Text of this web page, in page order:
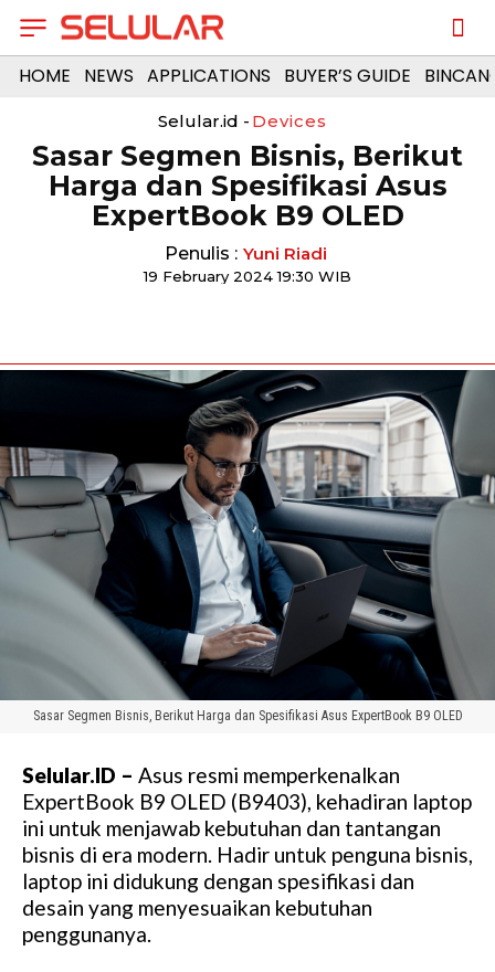
HOME NEWS APPLICATIONS BUYER’S GUIDE
Selular.id - Devices
Sasar Segmen Bisnis, Berikut
Harga dan Spesifikasi Asus
ExpertBook B9 OLED
Penulis : Yuni Riadi
19 February 2024 19:30 WIB
Sasar Segmen Bisnis, Berikut Harga dan Spesifikasi Asus ExpertBook B9 OLED
Selular.ID – Asus resmi memperkenalkan
ExpertBook B9 OLED (B9403), kehadiran laptop
ini untuk menjawab kebutuhan dan tantangan
bisnis di era modern. Hadir untuk penguna bisnis,
laptop ini didukung dengan spesifikasi dan
desain yang menyesuaikan kebutuhan
penggunanya.